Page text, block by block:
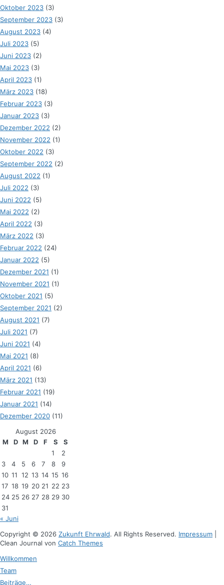
Oktober 2023 (3)
September 2023 (3)
August 2023 (4)
Juli 2023 (5)
Juni 2023 (2)
Mai 2023 (3)
April 2023 (1)
März 2023 (18)
Februar 2023 (3)
Januar 2023 (3)
Dezember 2022 (2)
November 2022 (1)
Oktober 2022 (3)
September 2022 (2)
August 2022 (1)
Juli 2022 (3)
Juni 2022 (5)
Mai 2022 (2)
April 2022 (3)
März 2022 (3)
Februar 2022 (24)
Januar 2022 (5)
Dezember 2021 (1)
November 2021 (1)
Oktober 2021 (5)
September 2021 (2)
August 2021 (7)
Juli 2021 (7)
Juni 2021 (4)
Mai 2021 (8)
April 2021 (6)
März 2021 (13)
Februar 2021 (19)
Januar 2021 (14)
Dezember 2020 (11)
August 2026
M
D M D F S
S
1
2
3
4 5 6 7 8
9
10 11 12 13 14 15 16
17 18 19 20 21 22 23
24 25 26 27 28 29 30
31
« Juni
Copyright © 2026 Zukunft Ehrwald. All Rights Reserved. Impressum
Clean Journal von Catch Themes
scrollen
Willkommen
Team
Beiträge…